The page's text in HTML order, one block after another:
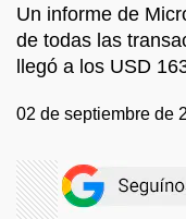
Un informe de
de todas las
llegó a los USD
02 de septiembre de